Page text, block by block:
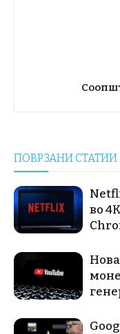
ПОВРЗАНИ СТАТИИ
во